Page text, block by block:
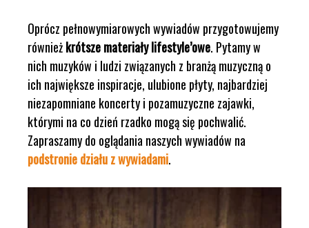
Oprócz pełnowymiarowych wywiadów przygotowujemy
równieżkrótsze materiały lifestyle’owe. Pytamy w
nich muzyków i ludzi związanych z branżą muzyczną o
ich największe inspiracje, ulubione płyty, najbardziej
niezapomniane koncerty i pozamuzyczne zajawki,
którymi na co dzień rzadko mogą się pochwalić.
Zapraszamy do oglądania naszych wywiadów na
podstronie działu z wywiadami.